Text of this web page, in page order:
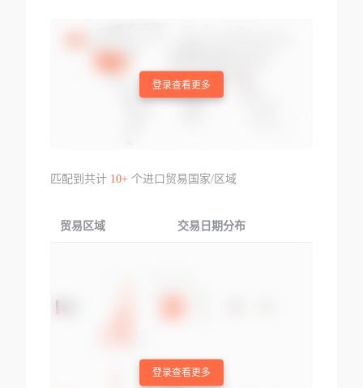
登录查看更多
匹配到共计 10+个进口贸易国家/区域
贸易区域 交易日期分布
登录查看更多